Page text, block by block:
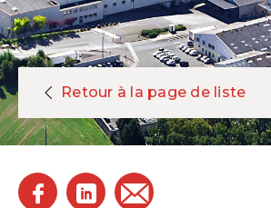
Retour à la page de liste